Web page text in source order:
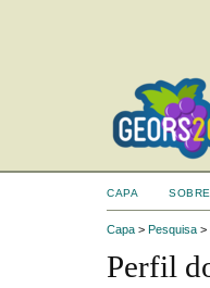
CAPA SOBRE
Capa > Pesquisa >
Perfil